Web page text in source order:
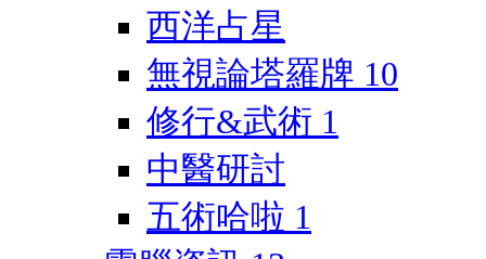
西洋占星
無視論塔羅牌 10
修行&武術 1
中醫研討
五術哈啦 1